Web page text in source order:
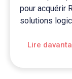
pour acquérir
solutions
Lire